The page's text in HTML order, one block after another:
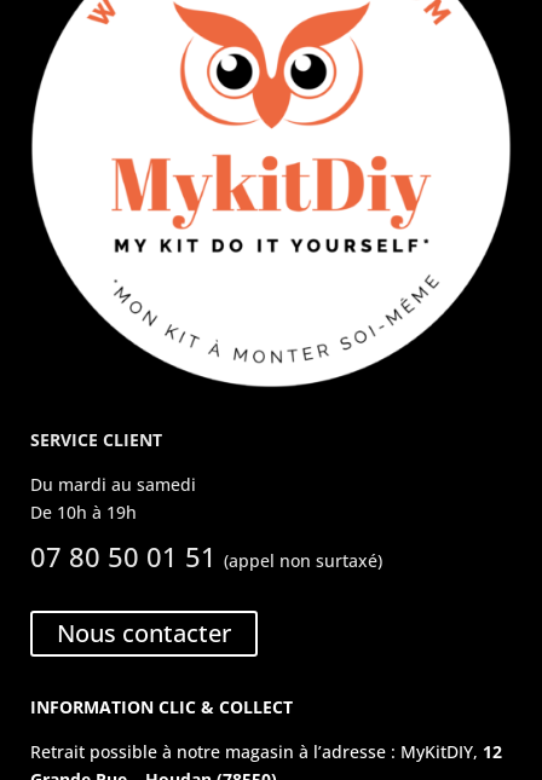
SERVICE CLIENT
Du mardi au samedi
De 10h à 19h
07 80 50 01 51(appel non surtaxé)
Nous contacter
INFORMATION CLIC & COLLECT
Retrait possible à notre magasin à l’adresse : MyKitDIY, 12